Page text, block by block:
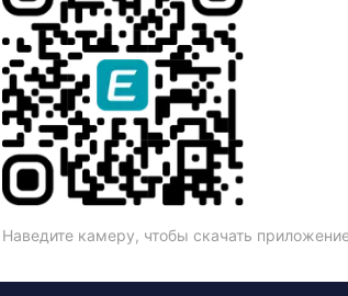
Наведите камеру, чтобы скачать